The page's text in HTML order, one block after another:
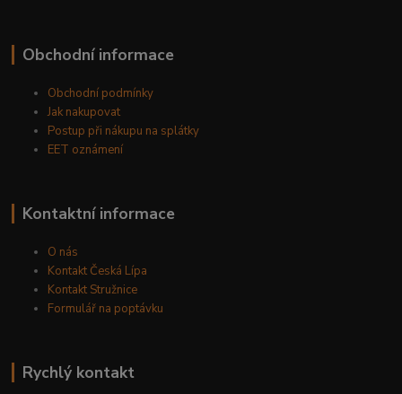
Obchodní informace
Obchodní podmínky
Jak nakupovat
Postup při nákupu na splátky
EET oznámení
Kontaktní informace
O nás
Kontakt Česká Lípa
Kontakt Stružnice
Formulář na poptávku
Rychlý kontakt